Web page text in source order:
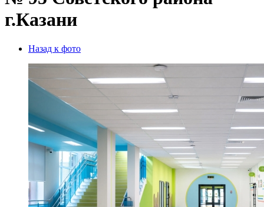
г.Казани
Назад к фото